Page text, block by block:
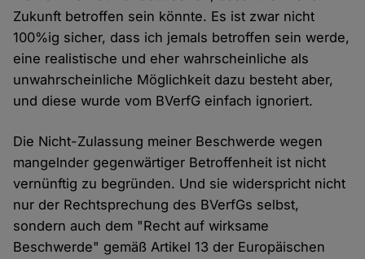
Zukunft betroffen sein könnte. Es ist zwar nicht
100%ig sicher, dass ich jemals betroffen sein werde,
eine realistische und eher wahrscheinliche als
unwahrscheinliche Möglichkeit dazu besteht aber,
und diese wurde vom BVerfG einfach ignoriert.
Die Nicht-Zulassung meiner Beschwerde wegen
mangelnder gegenwärtiger Betroffenheit ist nicht
vernünftig zu begründen. Und sie widerspricht nicht
nur der Rechtsprechung des BVerfGs selbst,
sondern auch dem "Recht auf wirksame
Beschwerde" gemäß Artikel 13 der Europäischen